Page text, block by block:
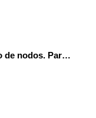
1.6. Creación y borrado de nodos. Parte 2.